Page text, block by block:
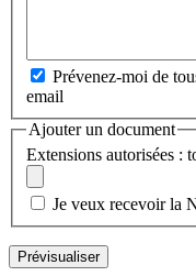
Prévenez-moi de
email
Ajouter un document
Extensions autorisées :
Je veux recevoir la